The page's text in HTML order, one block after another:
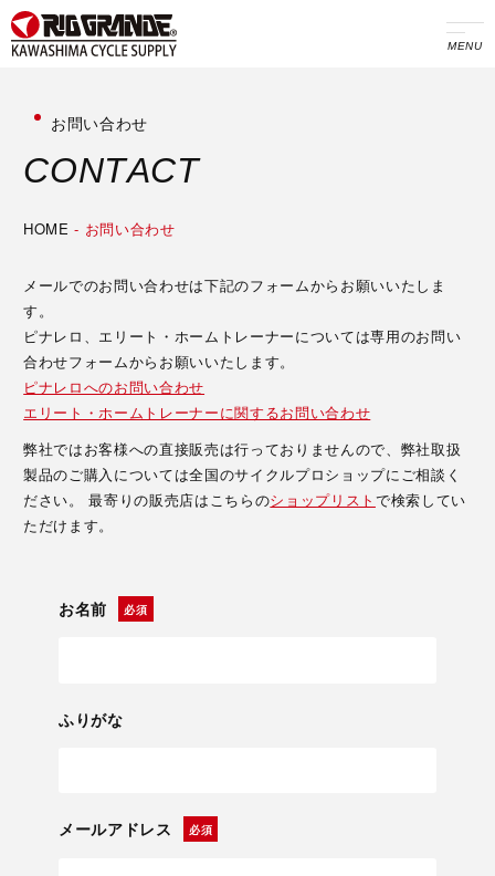
MENU
お問い合わせ
CONTACT
HOME - お問い合わせ
メールでのお問い合わせは下記のフォームからお願いいたしま
す。
ピナレロ、エリート・ホームトレーナーについては専用のお問い
合わせフォームからお願いいたします。
ピナレロへのお問い合わせ
エリート・ホームトレーナーに関するお問い合わせ
弊社ではお客様への直接販売は行っておりませんので、弊社取扱
製品のご購入については全国のサイクルプロショップにご相談く
ださい。 最寄りの販売店はこちらのショップリスト で検索してい
ただけます。
お名前
ふりがな
メールアドレス